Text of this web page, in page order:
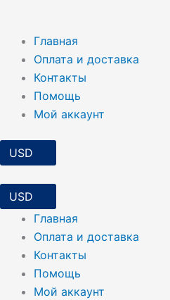
Главная
Оплата и доставка
Контакты
Помощь
Мой аккаунт
Главная
Оплата и доставка
Контакты
Помощь
Мой аккаунт